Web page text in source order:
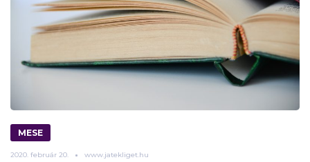
MESE
2020. február 20. www.jatekliget.hu